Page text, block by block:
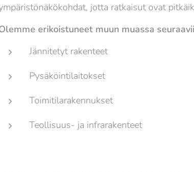
jotta ratkaisut ovat
erikoistuneet muun muassa
Jännitetyt rakenteet
Pysäköintilaitokset
Toimitilarakennukset
Teollisuus- ja infrarakenteet